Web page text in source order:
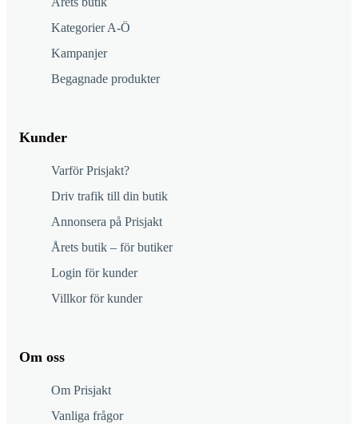
Kategorier A-Ö
Kampanjer
Begagnade produkter
Kunder
Varför Prisjakt?
Driv trafik till din butik
Annonsera på Prisjakt
Årets butik – för butiker
Login för kunder
Villkor för kunder
Om oss
Om Prisjakt
Vanliga frågor